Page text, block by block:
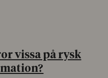
vissa på rysk